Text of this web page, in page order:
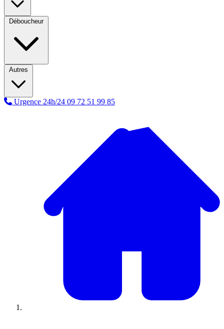
Déboucheur
Autres
Urgence 24h/24 09 72 51 99 85